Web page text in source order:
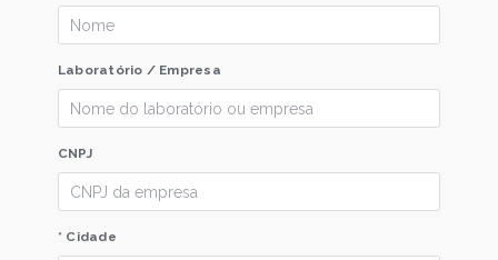
Laboratório / Empresa
CNPJ
* Cidade